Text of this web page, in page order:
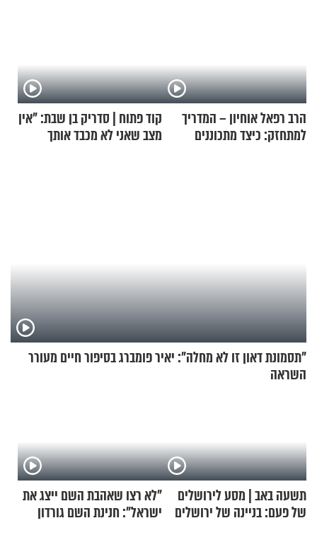
הרב רפאל אוחיון – המדריך
למתחזק: כיצד מתכוננים
קוד פתוח | סדריק בן שבת: "אין
מצב שאני לא מכבד אותך
"תסמונת דאון זו לא מחלה": יאיר פומברג בסיפור חיים מעורר
השראה
תשעה באב | מסע לירושלים
של פעם: בניינה של ירושלים
"לא רצו שאהבת השם ייצג את
ישראל": חנינת השם גורדון